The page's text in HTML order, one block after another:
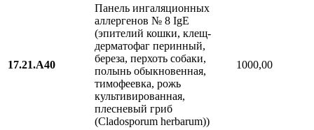
17.21.A40
Панель ингаляционных
аллергенов № 8 IgE
(эпителий кошки, клещ-
дерматофаг перинный,
береза, перхоть собаки,
полынь обыкновенная,
тимофеевка, рожь
культивированная,
плесневый гриб
(Cladosporum herbarum))
1000,00